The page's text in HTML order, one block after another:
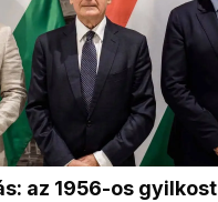
az 1956-os gyilkost